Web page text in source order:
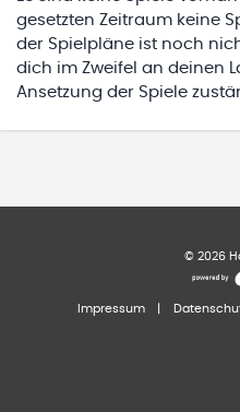
gesetzten Zeitraum keine
der Spielpläne ist noch
dich im Zweifel an deinen
Ansetzung der Spiele
© 2026
Impressum